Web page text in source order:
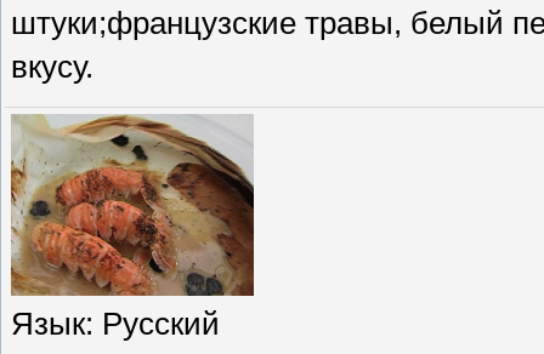
штуки;французские травы, белый
вкусу.
Язык: Русский